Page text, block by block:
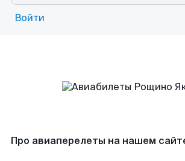
Войти
Про авиаперелеты на нашем